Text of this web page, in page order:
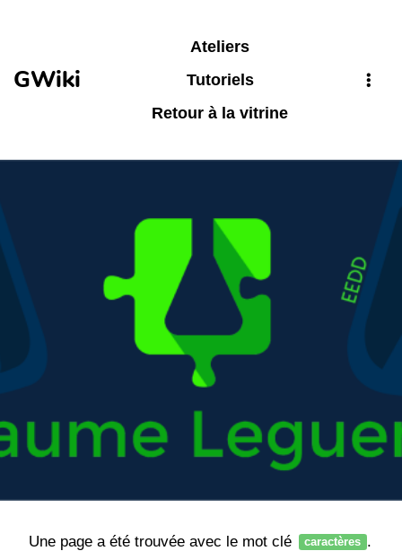
GWiki
Ateliers
Tutoriels
Retour à la vitrine
Une page a été trouvée avec le mot clé caractères .